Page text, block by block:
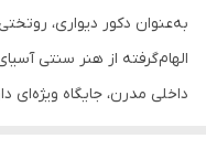
به‌عنوان دکور دیواری، روتختی
الهام‌گرفته از هنر سنتی
داخلی مدرن، جایگاه ویژه‌ای